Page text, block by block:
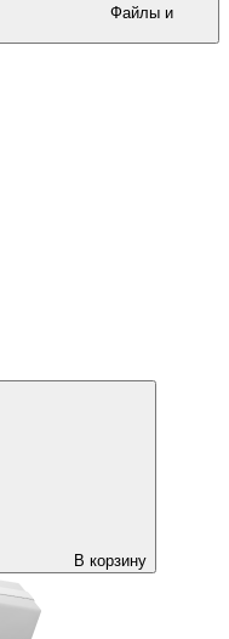
В корзину